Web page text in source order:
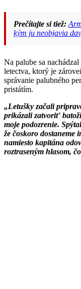
Prečítajte si tiež:
kým ju neobjavia
Na palube sa
letectva, ktorý je
správanie palubného
pristátím.
„Letušky začali
prikázali zatvoriť
moje podozrenie.
že čoskoro dostaneme
namiesto kapitána
roztraseným hlasom,